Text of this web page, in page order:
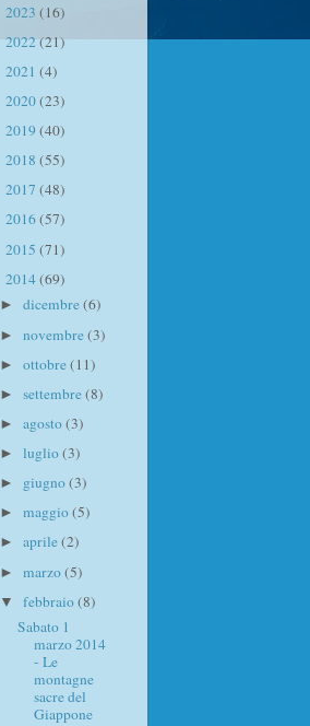
2023 (16)
2022 (21)
2021 (4)
2020(23)
2019 (40)
2018 (55)
2017 (48)
2016(57)
2015 (71)
2014(69)
► dicembre(6)
► novembre(3)
► ottobre(11)
► settembre(8)
► agosto(3)
► luglio(3)
► giugno(3)
► maggio(5)
► aprile(2)
► marzo(5)
▼ febbraio(8)
Sabato 1
marzo 2014
- Le
montagne
sacre del
Giappone